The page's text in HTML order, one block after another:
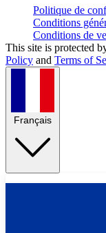
Politique de
Conditions
Conditions de
This site is protected
Policy and Terms of
Français